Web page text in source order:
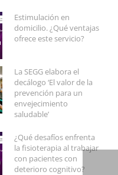
Estimulación en
domicilio. ¿Qué ventajas
ofrece este servicio?
La SEGG elabora el
decálogo ‘El valor de la
prevención para un
envejecimiento
saludable’
¿Qué desafíos enfrenta
la fisioterapia al trabajar
con pacientes con
deterioro cognitivo?